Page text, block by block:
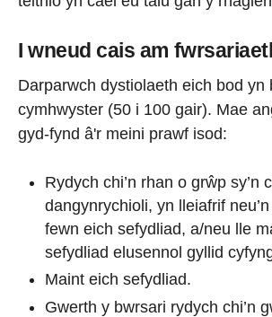
I wneud cais am
Darparwch dystiolaeth eich bod yn
cymhwyster (50 i 100 gair). Mae
gyd-fynd â'r meini prawf isod:
Rydych chi’n rhan o grŵp sy’n
dangynrychioli, yn lleiafrif
fewn eich sefydliad, a/neu lle
sefydliad elusennol gyllid
Maint eich sefydliad.
Gwerth y bwrsari rydych chi’n